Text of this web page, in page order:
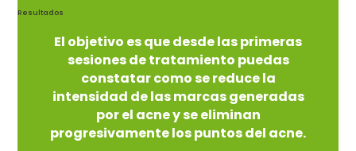
Resultados
El objetivo es que desde las primeras
sesiones de tratamiento puedas
constatar como se reduce la
intensidad de las marcas generadas
por el acne y se eliminan
progresivamente los puntos del acne.